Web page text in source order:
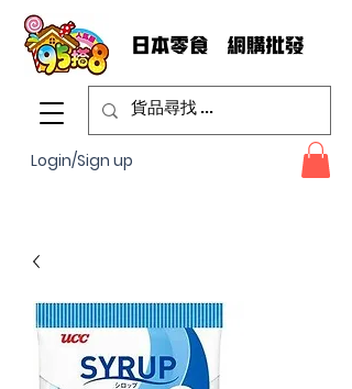
Login/Sign up